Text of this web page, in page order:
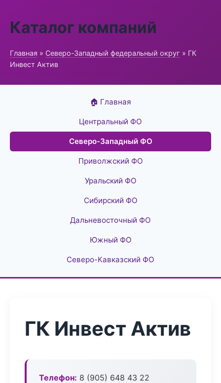
Каталог компаний
Главная » Северо-Западный федеральный округ » ГК
Инвест Актив
🏠 Главная
Центральный ФО
Северо-Западный ФО
Приволжский ФО
Уральский ФО
Сибирский ФО
Дальневосточный ФО
Южный ФО
Северо-Кавказский ФО
ГК Инвест Актив
Телефон: 8 (905) 648 43 22